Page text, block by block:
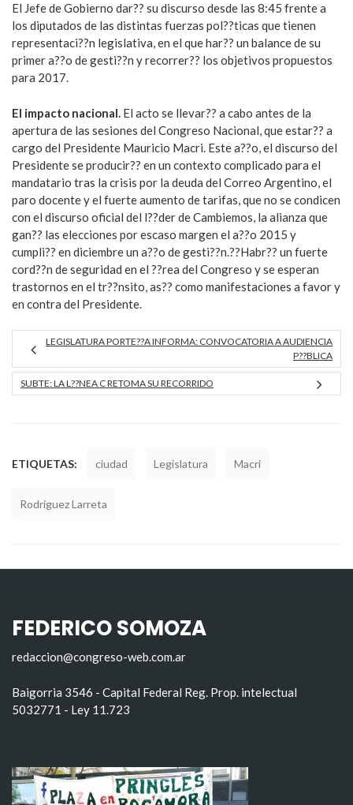
El Jefe de Gobierno dar?? su discurso desde las 8:45 frente a
los diputados de las distintas fuerzas pol??ticas que tienen
representaci??n legislativa, en el que har?? un balance de su
primer a??o de gesti??n y recorrer?? los objetivos propuestos
para 2017.
El impacto nacional. El acto se llevar?? a cabo antes de la
apertura de las sesiones del Congreso Nacional, que estar?? a
cargo del Presidente Mauricio Macri. Este a??o, el discurso del
Presidente se producir?? en un contexto complicado para el
mandatario tras la crisis por la deuda del Correo Argentino, el
paro docente y el fuerte aumento de tarifas, que no se condicen
con el discurso oficial del l??der de Cambiemos, la alianza que
gan?? las elecciones por escaso margen el a??o 2015 y
cumpli?? en diciembre un a??o de gesti??n.??Habr?? un fuerte
cord??n de seguridad en el ??rea del Congreso y se esperan
trastornos en el tr??nsito, as?? como manifestaciones a favor y
en contra del Presidente.
LEGISLATURA PORTE??A INFORMA: CONVOCATORIA A AUDIENCIA
P??BLICA
SUBTE: LA L??NEA C RETOMA SU RECORRIDO
ETIQUETAS: ciudad Legislatura Macri
Rodriguez Larreta
FEDERICO SOMOZA
redaccion@congreso-web.com.ar
Baigorria 3546 - Capital Federal Reg. Prop. intelectual
5032771 - Ley 11.723